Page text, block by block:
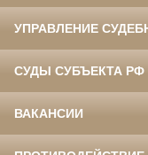
УПРАВЛЕНИЕ
СУДЫ СУБЪЕКТА РФ
ВАКАНСИИ